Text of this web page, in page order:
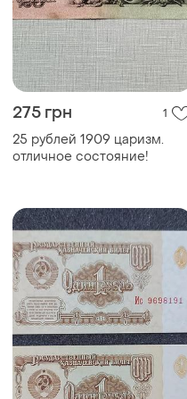
275 грн 1
25 рублей 1909 царизм.
отличное состояние!